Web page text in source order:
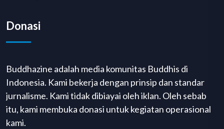
Donasi
Buddhazine adalah media komunitas Buddhis di
Indonesia. Kami bekerja dengan prinsip dan standar
jurnalisme. Kami tidak dibiayai oleh iklan. Oleh sebab
itu, kami membuka donasi untuk kegiatan operasional
kami.